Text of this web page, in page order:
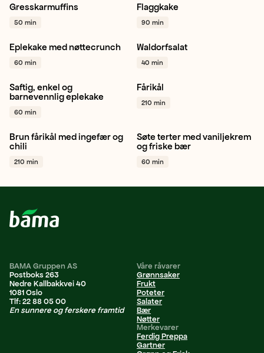
Gresskar
Valnøtter
Lime
Gresskarmuffins
50 min
Bringebær
Blåbær
Flaggkake
90 min
Eple Kake Bakverk + 1
Eplekake med nøttecrunch
60 min
Eple
Ananas
Stangselleri
Waldorfsalat
40 min
Eple Bakverk Kake
Saftig, enkel og
barnevennlig eplekake
60 min
Hodekål
+ 1
Fårikål
210 min
Hodekål Gul løk
Hvitløk
Brun fårikål med ingefær og
chili
210 min
Bringebær
Blåbær
Søte terter med vaniljekrem
og friske bær
60 min
BAMA Gruppen AS
Postboks 263
Nedre Kallbakkvei 40
1081 Oslo
Tlf: 22 88 05 00
En sunnere og ferskere framtid
Våre råvarer
Grønnsaker
Frukt
Poteter
Salater
Bær
Nøtter
Merkevarer
Ferdig Preppa
Gartner